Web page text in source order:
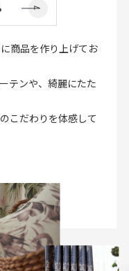
商品を作り上げてお
テンや、綺麗にたた
こだわりを体感して